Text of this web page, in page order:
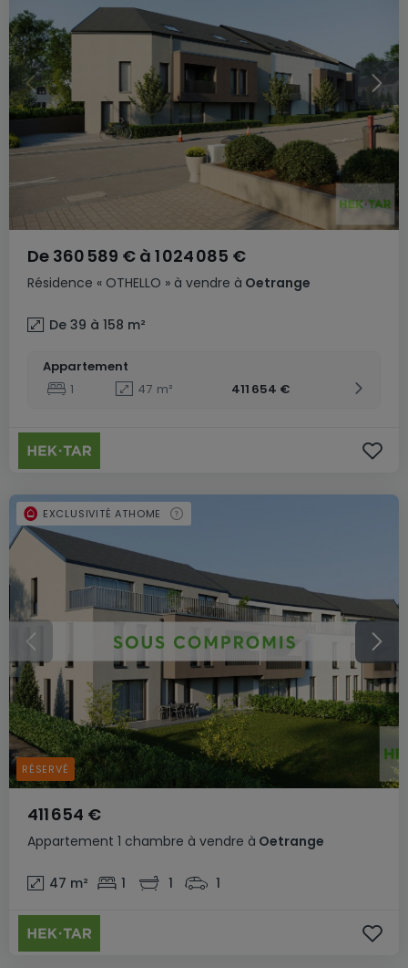
Résidence « OTHELLO » à vendre à Oetrange
De 360 589 € à 1 024 085 €
De 39 à 158 m²
Appartement
1
47 m² 411 654 €
Appartement 1 chambre à vendre à Oetrange
411 654 €
47 m² 1 1 1
EXCLUSIVITÉ ATHOME
RÉSERVÉ